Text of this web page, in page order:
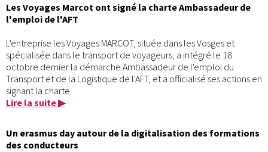
Les Voyages Marcot ont signé la charte Ambassadeur de
l'emploi de l'AFT
L'entreprise les Voyages MARCOT, située dans les Vosges et
spécialisée dans le transport de voyageurs, a intégré le 18
octobre dernier la démarche Ambassadeur de l'emploi du
Transport et de la Logistique de l'AFT, et a officialisé ses actions en
signant la charte.
Lire la suite ▶
Un erasmus day autour de la digitalisation des formations
des conducteurs